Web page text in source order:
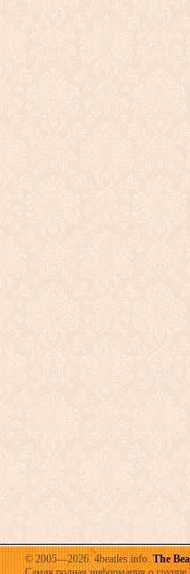
© 2005—2026. 4beatles.info. The